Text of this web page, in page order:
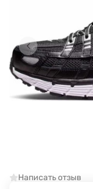
Написать отзыв